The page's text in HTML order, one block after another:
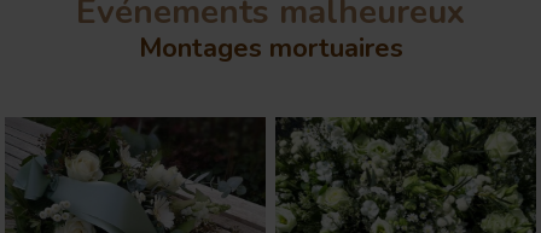
Evénements malheureux
Montages mortuaires